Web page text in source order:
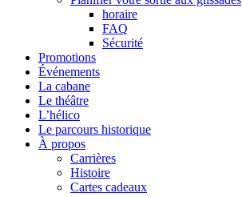
horaire
FAQ
Sécurité
Promotions
Événements
La cabane
Le théâtre
L’hélico
Le parcours historique
À propos
Carrières
Histoire
Cartes cadeaux